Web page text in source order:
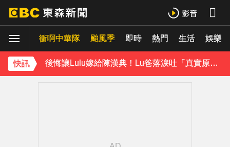
衝啊中華隊 颱風季 即時 熱門 生活 娛樂
快訊
曾號召反女權集會！36歲網紅陳屍住處 死因待查
後悔讓Lulu嫁給陳漢典！Lu爸落淚吐「真實原因」陳漢典壓力爆棚
下載東森App，隨時掌握天下大小事！